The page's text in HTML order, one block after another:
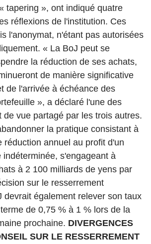
tapering », ont indiqué quatre
réflexions de l'institution. Ces
l'anonymat, n'étant pas autorisées
« La BoJ peut se
la réduction de ses achats,
de manière significative
de l'arrivée à échéance des
», a déclaré l'une des
de vue partagé par les trois autres.
la pratique consistant à
réduction annuel au profit d'un
s'engageant à
à 2 100 milliards de yens par
sur le resserrement
devrait également relever son taux
de 0,75 % à 1 % lors de la
prochaine. DIVERGENCES
SUR LE RESSERREMENT